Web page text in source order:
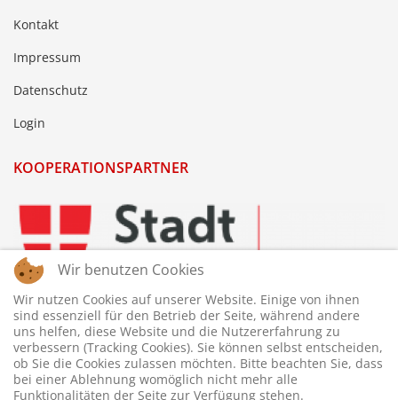
Kontakt
Impressum
Datenschutz
Login
KOOPERATIONSPARTNER
Wir benutzen Cookies
Wir nutzen Cookies auf unserer Website. Einige von ihnen
sind essenziell für den Betrieb der Seite, während andere
uns helfen, diese Website und die Nutzererfahrung zu
verbessern (Tracking Cookies). Sie können selbst entscheiden,
ob Sie die Cookies zulassen möchten. Bitte beachten Sie, dass
bei einer Ablehnung womöglich nicht mehr alle
Funktionalitäten der Seite zur Verfügung stehen.